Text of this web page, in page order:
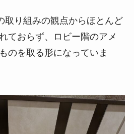
取り組みの観点からほとんど
ておらず、ロビー階のアメ
のを取る形になっていま